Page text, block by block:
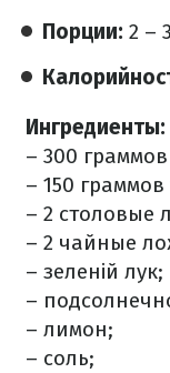
Порции: 2 – 3
Ингредиенты:
– 300
– 150
– 2 столовые
– 2 чайные
– зеленій лук;
–
– лимон;
– соль;